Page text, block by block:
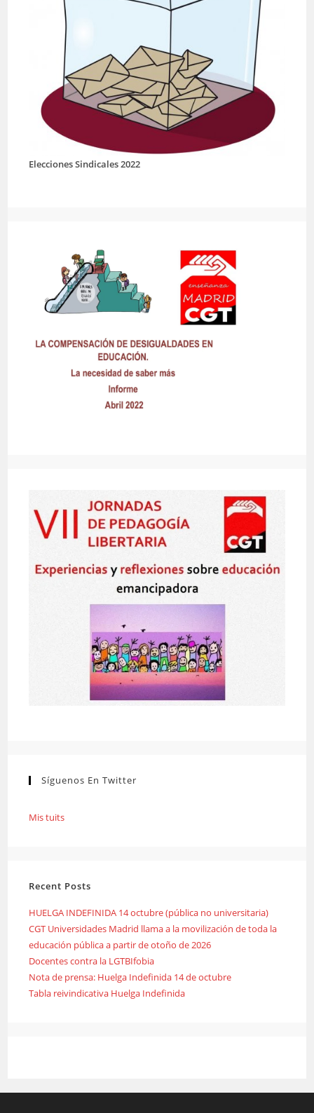
Elecciones Sindicales 2022
Síguenos En Twitter
Mis tuits
Recent Posts
HUELGA INDEFINIDA 14 octubre (pública no universitaria)
CGT Universidades Madrid llama a la movilización de toda la
educación pública a partir de otoño de 2026
Docentes contra la LGTBIfobia
Nota de prensa: Huelga Indefinida 14 de octubre
Tabla reivindicativa Huelga Indefinida